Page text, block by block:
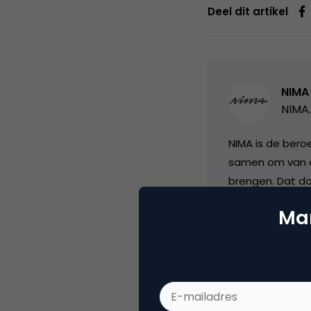
Deel dit artikel
NIMA
NIMA is de
samen om van
brengen. Dat
aan
European